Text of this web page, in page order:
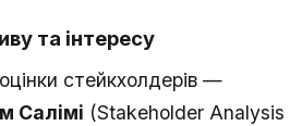
та інтересу
стейкхолдерів —
Салімі (Stakeholder Analysis